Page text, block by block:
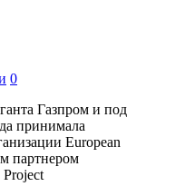
0
Газпром и под
принимала
European
партнером